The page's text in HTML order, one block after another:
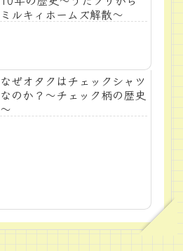
ミルキィホームズ解散～
なぜオタクはチェックシャツ
なのか？～チェック柄の歴史
～